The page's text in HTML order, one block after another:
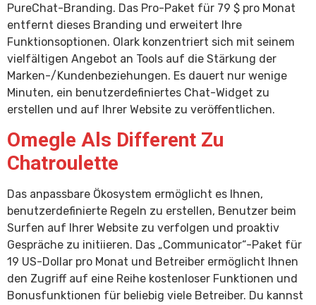
PureChat-Branding. Das Pro-Paket für 79 $ pro Monat
entfernt dieses Branding und erweitert Ihre
Funktionsoptionen. Olark konzentriert sich mit seinem
vielfältigen Angebot an Tools auf die Stärkung der
Marken-/Kundenbeziehungen. Es dauert nur wenige
Minuten, ein benutzerdefiniertes Chat-Widget zu
erstellen und auf Ihrer Website zu veröffentlichen.
Omegle Als Different Zu
Chatroulette
Das anpassbare Ökosystem ermöglicht es Ihnen,
benutzerdefinierte Regeln zu erstellen, Benutzer beim
Surfen auf Ihrer Website zu verfolgen und proaktiv
Gespräche zu initiieren. Das „Communicator“-Paket für
19 US-Dollar pro Monat und Betreiber ermöglicht Ihnen
den Zugriff auf eine Reihe kostenloser Funktionen und
Bonusfunktionen für beliebig viele Betreiber. Du kannst